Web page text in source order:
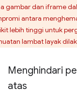
gambar dan iframe
antara
lebih tinggi untuk
lambat layak
Menghindari
atas